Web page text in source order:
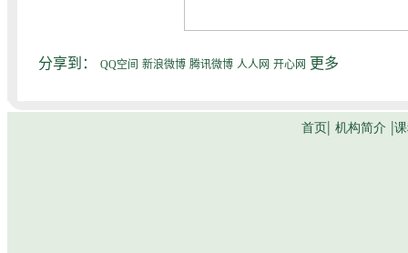
分享到： QQ空间 新浪微博 腾讯微博 人人网 开心网 更多